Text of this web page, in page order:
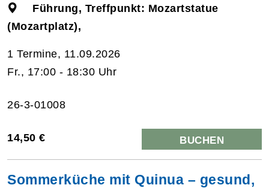
Führung, Treffpunkt: Mozartstatue
(Mozartplatz),
1 Termine, 11.09.2026
Fr., 17:00 - 18:30 Uhr
26-3-01008
14,50 € BUCHEN
Sommerküche mit Quinua – gesund,